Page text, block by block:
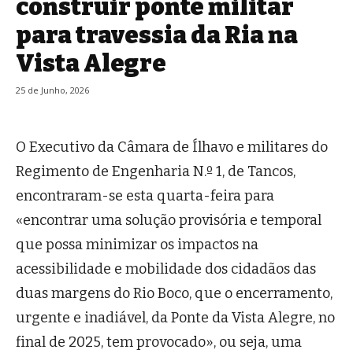
construir ponte militar
para travessia da Ria na
Vista Alegre
25 de Junho, 2026
O Executivo da Câmara de Ílhavo e militares do
Regimento de Engenharia N.º 1, de Tancos,
encontraram-se esta quarta-feira para
«encontrar uma solução provisória e temporal
que possa minimizar os impactos na
acessibilidade e mobilidade dos cidadãos das
duas margens do Rio Boco, que o encerramento,
urgente e inadiável, da Ponte da Vista Alegre, no
final de 2025, tem provocado», ou seja, uma